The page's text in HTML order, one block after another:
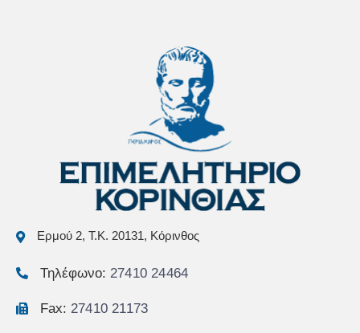
Ερμού 2, Τ.Κ. 20131, Κόρινθος
Τηλέφωνο: 27410 24464
Fax: 27410 21173